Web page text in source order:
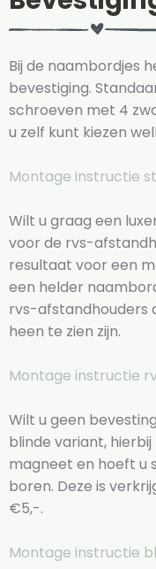
Bij de naambordjes
bevestiging.
schroeven met 4
u zelf kunt kiezen
Montage instructie
Wilt u graag een
voor de rvs-
resultaat voor een
een helder
rvs-afstandhouders
heen te zien zijn.
Montage instructie
Wilt u geen
blinde variant,
magneet en hoeft u
boren. Deze is
€5,-.
Montage instructie